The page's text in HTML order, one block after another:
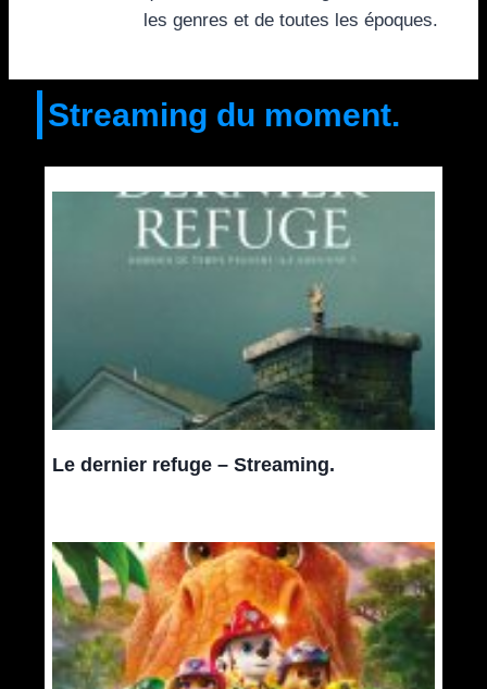
les genres et de toutes les époques.
Streaming du moment.
Le dernier refuge – Streaming.